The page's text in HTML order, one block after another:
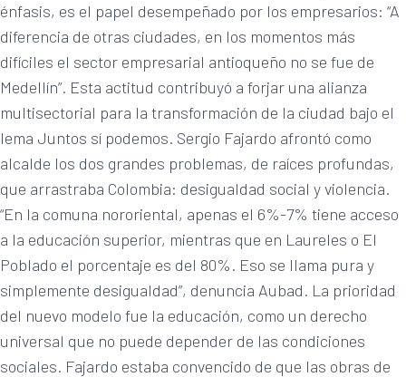
énfasis, es el papel desempeñado por los empresarios: “A
diferencia de otras ciudades, en los momentos más
difíciles el sector empresarial antioqueño no se fue de
Medellín”. Esta actitud contribuyó a forjar una alianza
multisectorial para la transformación de la ciudad bajo el
lema Juntos sí podemos. Sergio Fajardo afrontó como
alcalde los dos grandes problemas, de raíces profundas,
que arrastraba Colombia: desigualdad social y violencia.
“En la comuna nororiental, apenas el 6%-7% tiene acceso
a la educación superior, mientras que en Laureles o El
Poblado el porcentaje es del 80%. Eso se llama pura y
simplemente desigualdad”, denuncia Aubad. La prioridad
del nuevo modelo fue la educación, como un derecho
universal que no puede depender de las condiciones
sociales. Fajardo estaba convencido de que las obras de